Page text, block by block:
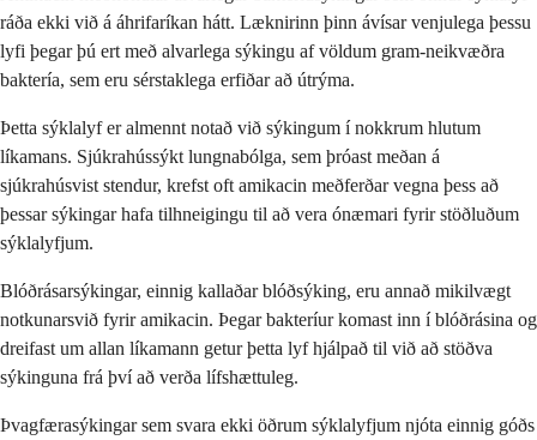
ráða ekki við á áhrifaríkan hátt. Læknirinn þinn ávísar venjulega þessu
lyfi þegar þú ert með alvarlega sýkingu af völdum gram-neikvæðra
baktería, sem eru sérstaklega erfiðar að útrýma.
Þetta sýklalyf er almennt notað við sýkingum í nokkrum hlutum
líkamans. Sjúkrahússýkt lungnabólga, sem þróast meðan á
sjúkrahúsvist stendur, krefst oft amikacin meðferðar vegna þess að
þessar sýkingar hafa tilhneigingu til að vera ónæmari fyrir stöðluðum
sýklalyfjum.
Blóðrásarsýkingar, einnig kallaðar blóðsýking, eru annað mikilvægt
notkunarsvið fyrir amikacin. Þegar bakteríur komast inn í blóðrásina og
dreifast um allan líkamann getur þetta lyf hjálpað til við að stöðva
sýkinguna frá því að verða lífshættuleg.
Þvagfærasýkingar sem svara ekki öðrum sýklalyfjum njóta einnig góðs